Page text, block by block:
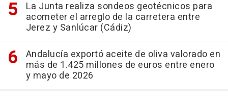
La Junta realiza sondeos geotécnicos para
acometer el arreglo de la carretera entre
Jerez y Sanlúcar (Cádiz)
Andalucía exportó aceite de oliva valorado en
más de 1.425 millones de euros entre enero
y mayo de 2026